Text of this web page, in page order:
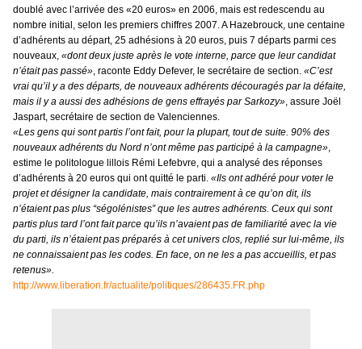
doublé avec l’arrivée des «20 euros» en 2006, mais est redescendu au
nombre initial, selon les premiers chiffres 2007. AHazebrouck, une centaine
d’adhérents au départ, 25 adhésions à 20 euros, puis 7 départs parmi ces
nouveaux, «dont deux juste après le vote interne, parce que leur candidat
n’était pas passé», raconte Eddy Defever, le secrétaire de section. «C’est
vrai qu’il y a des départs, de nouveaux adhérents découragés par la défaite,
mais il y a aussi des adhésions de gens effrayés par Sarkozy», assure Joël
Jaspart, secrétaire de section de Valenciennes.
«Les gens qui sont partis l’ont fait, pour la plupart, tout de suite. 90% des
nouveaux adhérents du Nord n’ont même pas participé à la campagne»,
estime le politologue lillois Rémi Lefebvre, qui a analysé des réponses
d’adhérents à 20 euros qui ont quitté le parti. «Ils ont adhéré pour voter le
projet et désigner la candidate, mais contrairement à ce qu’on dit, ils
n’étaient pas plus “ségolénistes” que les autres adhérents. Ceux qui sont
partis plus tard l’ont fait parce qu’ils n’avaient pas de familiarité avec la vie
du parti, ils n’étaient pas préparés à cet univers clos, replié sur lui-même, ils
ne connaissaient pas les codes. En face, on ne les a pas accueillis, et pas
retenus».
http://www.liberation.fr/actualite/politiques/286435.FR.php